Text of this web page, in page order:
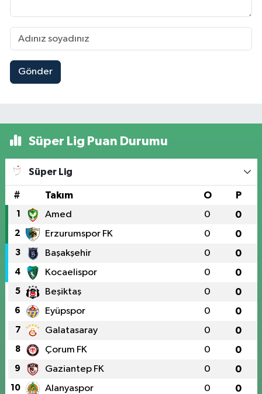
Gönder
Süper Lig Puan Durumu
Süper Lig
# Takım O P
1 Amed 0 0
2 Erzurumspor FK 0 0
3 Başakşehir 0 0
4 Kocaelispor 0 0
5 Beşiktaş 0 0
6 Eyüpspor 0 0
7 Galatasaray 0 0
8 Çorum FK 0 0
9 Gaziantep FK 0 0
10 Alanyaspor 0 0